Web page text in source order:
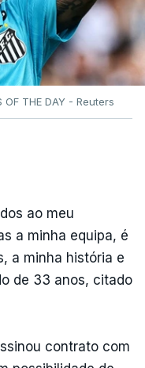
THE DAY - Reuters
ao meu
a minha equipa, é
a minha história e
de 33 anos, citado
contrato com